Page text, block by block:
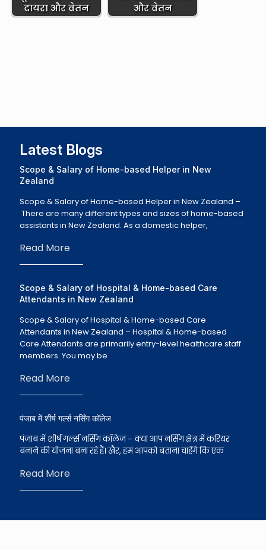
दायरा और वेतन
और वेतन
Latest Blogs
Scope & Salary of Home-based Helper in New
Zealand
Scope & Salary of Home-based Helper in New Zealand –
There are many different types and sizes of home-based
assistants in New Zealand. As a domestic helper,
Read More
Scope & Salary of Hospital & Home-based Care
Attendants in New Zealand
Scope & Salary of Hospital & Home-based Care
Attendants in New Zealand – Hospital & Home-based
Care Attendants are primarily entry-level healthcare staff
members. You may be
Read More
पंजाब में शीर्ष गर्ल्स नर्सिंग कॉलेज
पंजाब में शीर्ष गर्ल्स नर्सिंग कॉलेज – क्या आप नर्सिंग क्षेत्र में करियर
बनाने की योजना बना रहे हैं। खैर, हम आपको बताना चाहेंगे कि एक
Read More